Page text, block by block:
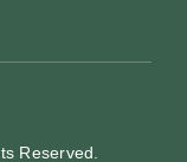
Reserved.